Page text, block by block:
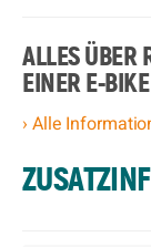
ALLES ÜBER
EINER E-
› Alle